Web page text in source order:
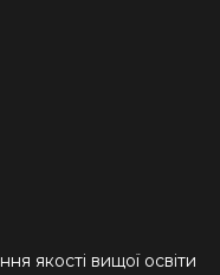
якості вищої освіти